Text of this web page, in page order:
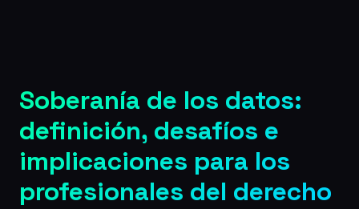
Soberanía de los datos:
definición, desafíos e
implicaciones para los
profesionales del derecho